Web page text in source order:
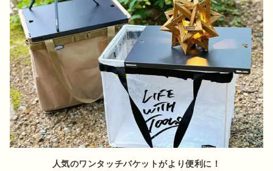
人気のワンタッチバケットがより便利に！